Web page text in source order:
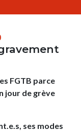
FGTB parce
jour de grève
ses modes